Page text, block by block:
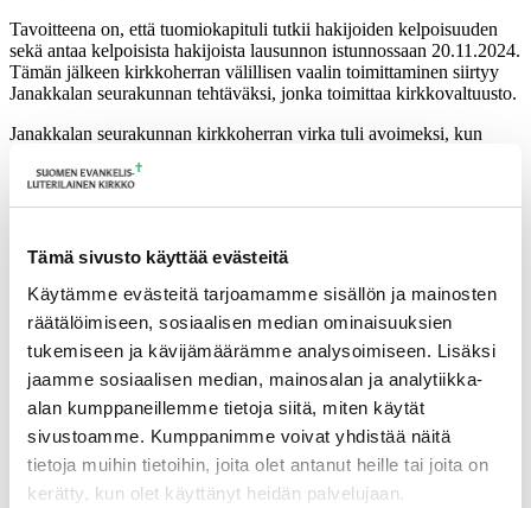
Tämä sivusto käyttää evästeitä
Käytämme evästeitä tarjoamamme sisällön ja mainosten
räätälöimiseen, sosiaalisen median ominaisuuksien
tukemiseen ja kävijämäärämme analysoimiseen. Lisäksi
jaamme sosiaalisen median, mainosalan ja analytiikka-
alan kumppaneillemme tietoja siitä, miten käytät
sivustoamme. Kumppanimme voivat yhdistää näitä
tietoja muihin tietoihin, joita olet antanut heille tai joita on
kerätty, kun olet käyttänyt heidän palvelujaan.
Tavoitteena on, että tuomiokapituli tutkii hakijoiden kelpoisuuden
sekä antaa kelpoisista hakijoista lausunnon istunnossaan 20.11.2024.
Tämän jälkeen kirkkoherran välillisen vaalin toimittaminen siirtyy
Janakkalan seurakunnan tehtäväksi, jonka toimittaa kirkkovaltuusto.
Janakkalan seurakunnan kirkkoherran virka tuli avoimeksi, kun
Lisätietoja antaa notaari Hannu Laukkonen,
Ajankohtaista
17.06.2026 Pelastetaan Namibian alkukirkko – yhdessä! –
15.06.2026 Hiippakunnan toimintakalenteri syksy 2026
11.06.2026 Tuomiokapitulin päätöksiä 10.6.2026
Lisää ajankohtaista